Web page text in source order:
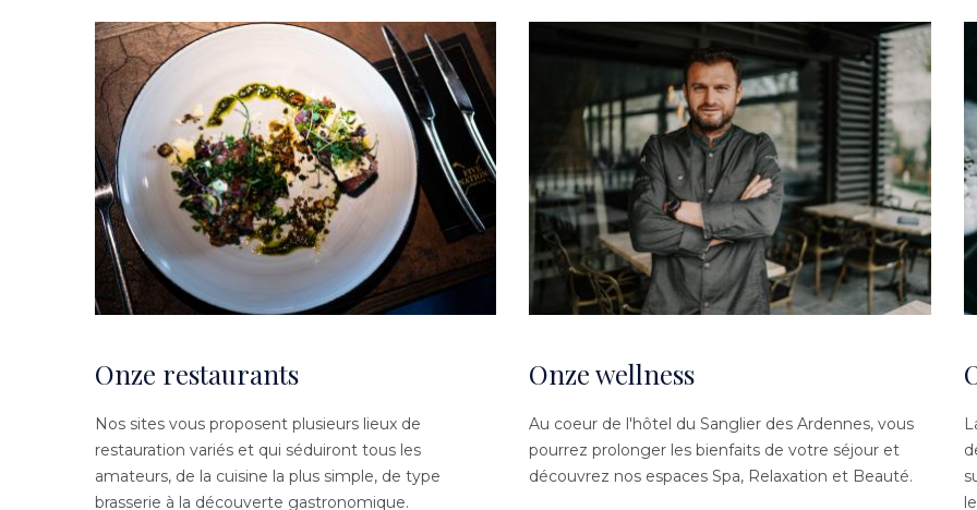
Image
Onze restaurants
Nos sites vous proposent plusieurs lieux de
restauration variés et qui séduiront tous les
amateurs, de la cuisine la plus simple, de type
brasserie à la découverte gastronomique.
Onze wellness
Au coeur de l'hôtel du Sanglier des Ardennes, vous
pourrez prolonger les bienfaits de votre séjour et
découvrez nos espaces Spa, Relaxation et Beauté.